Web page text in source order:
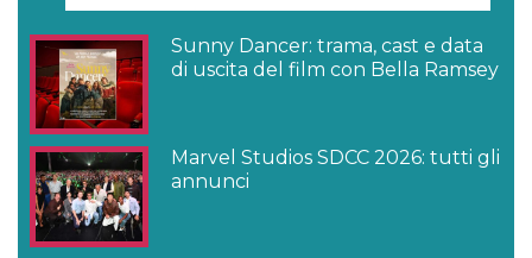
Sunny Dancer: trama, cast e data
di uscita del film con Bella Ramsey
Marvel Studios SDCC 2026: tutti gli
annunci